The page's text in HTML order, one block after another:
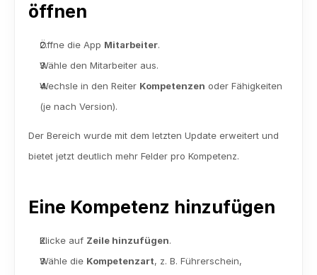
öffnen
Öffne die App Mitarbeiter.
Wähle den Mitarbeiter aus.
Wechsle in den Reiter Kompetenzen oder Fähigkeiten
(je nach Version).
Der Bereich wurde mit dem letzten Update erweitert und
bietet jetzt deutlich mehr Felder pro Kompetenz.
Eine Kompetenz hinzufügen
Klicke auf Zeile hinzufügen.
Wähle die Kompetenzart, z. B. Führerschein,